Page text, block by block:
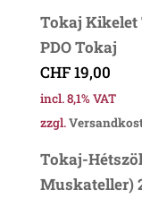
Tokaj Kikelet
PDO Tokaj
CHF19,00
incl. 8,1% VAT
zzgl.
Tokaj-
Muskateller)